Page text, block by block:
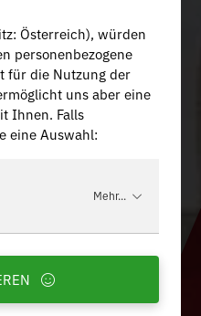
Österreich), würden
personenbezogene
für die Nutzung der
uns aber eine
Ihnen. Falls
eine Auswahl:
Mehr...